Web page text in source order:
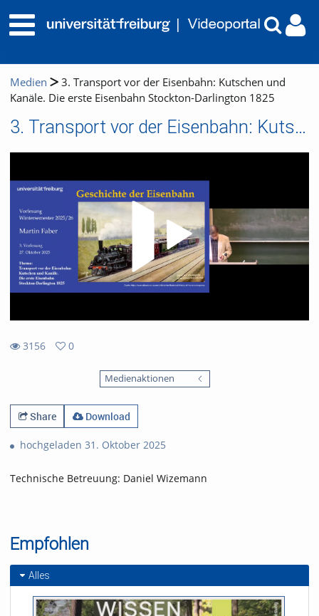
Medien
3. Transport vor der Eisenbahn: Kutschen und
Kanäle. Die erste Eisenbahn Stockton-Darlington 1825
3. Transport vor der Eisenbahn: Kutschen und Kanäle. Die erste Eisenbahn Stockton-Darlington 1825
3156
0
Medienaktionen
Share Download
hochgeladen 31. Oktober 2025
Technische Betreuung: Daniel Wizemann
Empfohlen
Alles